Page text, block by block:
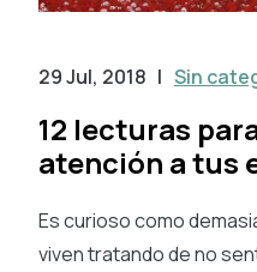
29 Jul, 2018 | Sin
12 lecturas
atención a tus
Es curioso como
viven tratando de no